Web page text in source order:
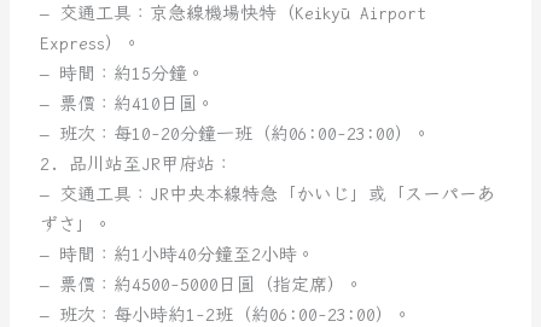
– 交通工具：京急線機場快特（Keikyū Airport
Express）。
– 時間：約15分鐘。
– 票價：約410日圓。
– 班次：每10-20分鐘一班（約06:00-23:00）。
2. 品川站至JR甲府站：
– 交通工具：JR中央本線特急「かいじ」或「スーパーあ
ずさ」。
– 時間：約1小時40分鐘至2小時。
– 票價：約4500-5000日圓（指定席）。
– 班次：每小時約1-2班（約06:00-23:00）。